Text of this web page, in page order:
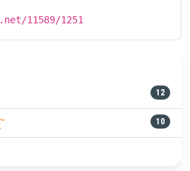
11589/1251
12
10